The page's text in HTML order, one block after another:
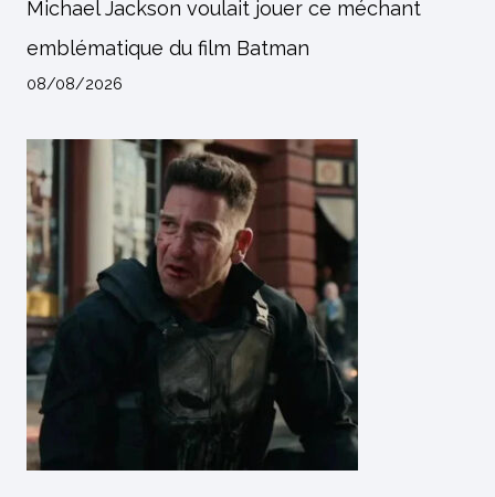
Michael Jackson voulait jouer ce méchant
emblématique du film Batman
08/08/2026